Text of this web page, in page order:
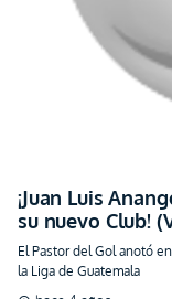
¡Juan Luis
su nuevo Club!
El Pastor del Gol anotó
la Liga de Guatemala